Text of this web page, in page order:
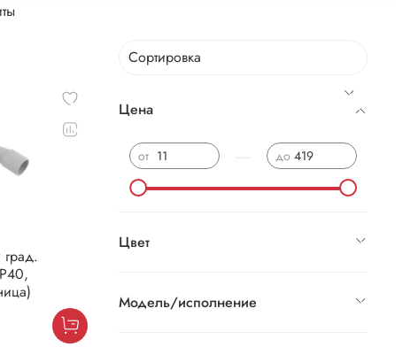
Цена
от до
Цвет
Модель/исполнение